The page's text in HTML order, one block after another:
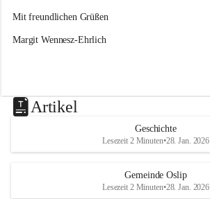
Mit freundlichen Grüßen
Margit Wennesz-Ehrlich
Artikel
Geschichte
Lesezeit 2 Minuten•28. Jan. 2026
Gemeinde Oslip
Lesezeit 2 Minuten•28. Jan. 2026